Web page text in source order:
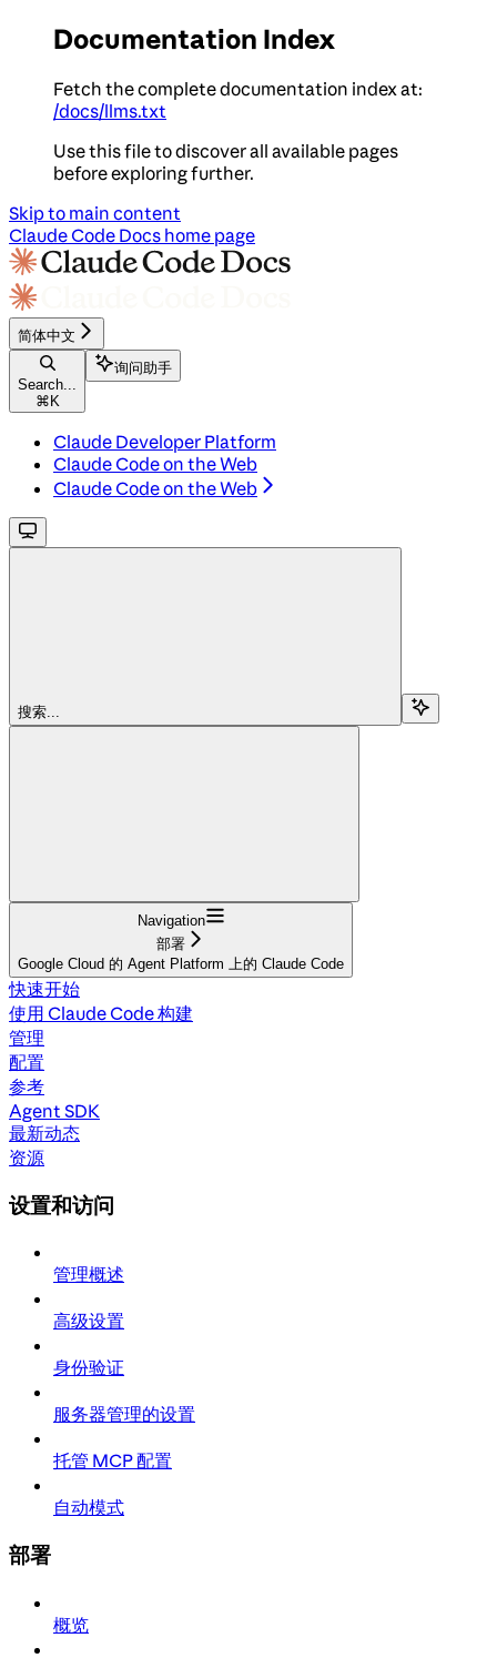
Documentation Index
Fetch the complete documentation index at:
/docs/llms.txt
Use this file to discover all available pages
before exploring further.
Skip to main content
Claude Code Docs home page
简体中文
Search...
⌘ K
询问助手
Claude Developer Platform
Claude Code on the Web
Claude Code on the Web
搜索...
Navigation
部署
Google Cloud 的 Agent Platform 上的 Claude Code
快速开始
使用 Claude Code 构建
管理
配置
参考
Agent SDK
最新动态
资源
设置和访问
管理概述
高级设置
身份验证
服务器管理的设置
托管 MCP 配置
自动模式
部署
概览